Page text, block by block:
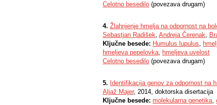
Celotno besedilo (povezava drugam)
4. Žlahnjenje hmelja na odpornost na
Sebastjan Radišek, Andreja Čerenak,
Ključne besede: Humulus lupulus,
hmeljeva pepelovka, hmeljeva uvelost
Celotno besedilo (povezava drugam)
5. Identifikacija genov za odpornost na
Aljaž Majer, 2014, doktorska disertacija
Ključne besede: molekularna genetika,